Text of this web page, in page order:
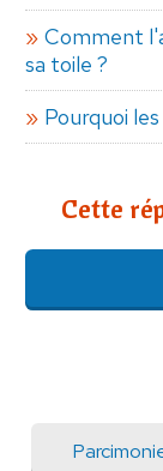
Comment
sa toile ?
Pourquoi
Cette